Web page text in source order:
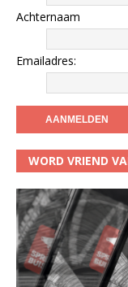
Achternaam
Emailadres:
WORD VRIEND